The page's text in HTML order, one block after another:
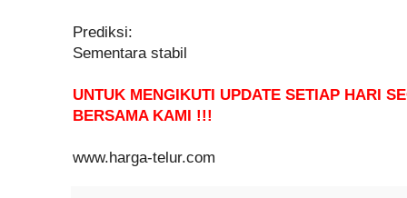
Prediksi:
Sementara stabil
UNTUK MENGIKUTI UPDATE SETIAP HARI
BERSAMA KAMI !!!
www.harga-telur.com